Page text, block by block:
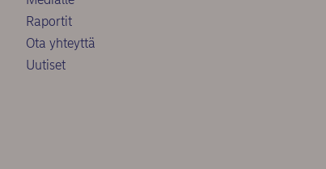
Raportit
Ota yhteyttä
Uutiset